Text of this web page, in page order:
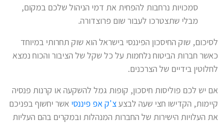
סמכויות נרחבות להפחית את דמי הניהול שלכם במקום,
מבלי שתצטרכו לעבור שום פרוצדורה.
לסיכום, שוק החיסכון הפיננסי בישראל הוא שוק תחרותי במיוחד
כאשר חברות הביטוח נלחמות על כל שקל של הציבור והכוח נמצא
לחלוטין בידיים של הצרכנים.
אם יש לכם פוליסות חיסכון, קופות גמל להשקעה או קרנות פנסיה
קיימות, הקדישו חצי שעה לבצעצ'ק אפ פיננסי אשר יחשוף בפניכם
את העלויות הישירות של החברות המנהלות ובמקרים בהם העליות